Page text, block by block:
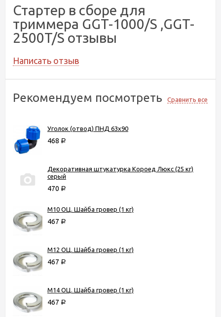
Стартер в сборе для
триммера GGT-1000/S ,GGT-
2500T/S отзывы
Написать отзыв
Рекомендуем посмотреть Сравнить все
Уголок (отвод) ПНД 63х90
468 Р
Декоративная штукатурка Короед Люкс (25 кг)
серый
470 Р
М10 ОЦ. Шайба гровер (1 кг)
467 Р
М12 ОЦ. Шайба гровер (1 кг)
467 Р
М14 ОЦ. Шайба гровер (1 кг)
467 Р